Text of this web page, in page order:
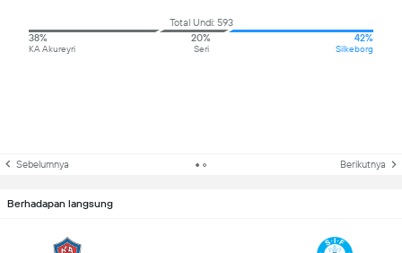
Total Undi: 593
38%
KA Akureyri
20%
Seri
42%
Silkeborg
Sebelumnya Berikutnya
Berhadapan langsung